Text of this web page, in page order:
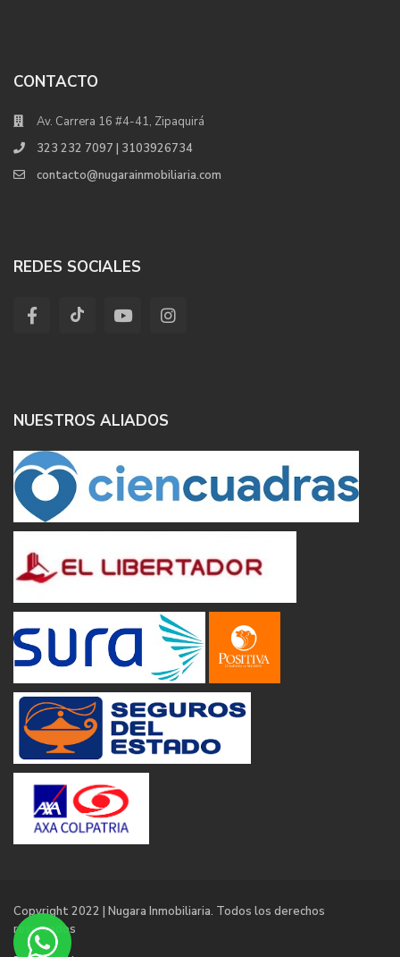
CONTACTO
Av. Carrera 16 #4-41, Zipaquirá
323 232 7097 | 3103926734
contacto@nugarainmobiliaria.com
REDES SOCIALES
NUESTROS ALIADOS
Copyright 2022 | Nugara Inmobiliaria. Todos los derechos
reservados